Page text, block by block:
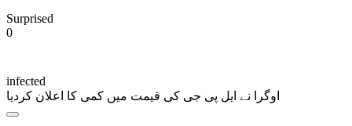
Surprised
0
infected
اوگرا نے ایل پی جی کی قیمت میں کمی کا اعلان کردیا